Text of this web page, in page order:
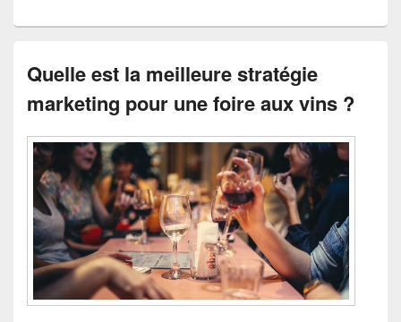
Quelle est la meilleure stratégie
marketing pour une foire aux vins ?